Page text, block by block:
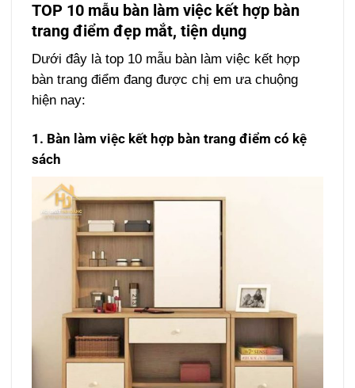
TOP 10 mẫu bàn làm việc kết hợp bàn
trang điểm đẹp mắt, tiện dụng
Dưới đây là top 10 mẫu bàn làm việc kết hợp
bàn trang điểm đang được chị em ưa chuộng
hiện nay:
1. Bàn làm việc kết hợp bàn trang điểm có kệ
sách